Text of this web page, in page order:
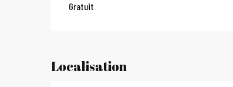
Gratuit
Localisation